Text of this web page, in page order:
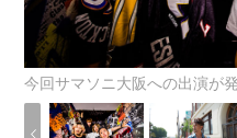
今回サマソニ大阪への出演が